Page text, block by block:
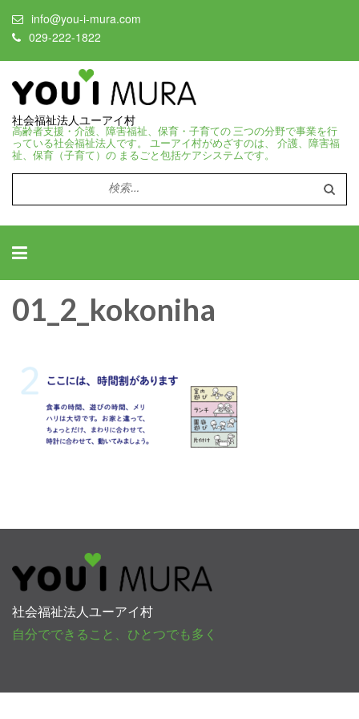
info@you-i-mura.com
029-222-1822
社会福祉法人ユーアイ村
高齢者支援・介護、障害福祉、保育・子育ての 三つの分野で事業を行
っている社会福祉法人です。 ユーアイ村がめざすのは、 介護、障害福
祉、保育（子育て）の まるごと包括ケアシステムです。
検
索:
01_2_kokoniha
社会福祉法人ユーアイ村
自分でできること、ひとつでも多く